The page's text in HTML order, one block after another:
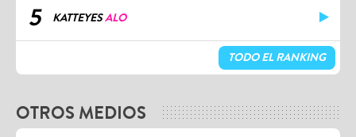
5 KATTEYESALO
TODO EL RANKING
OTROS MEDIOS